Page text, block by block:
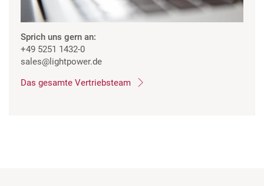
Sprich uns gern an:
+49 5251 1432-0
sales@lightpower.de
Das gesamte Vertriebsteam